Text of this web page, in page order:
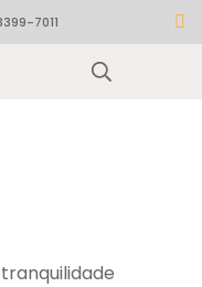
7011